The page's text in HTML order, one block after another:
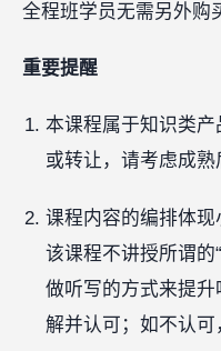
全程班学员无需另外购
重要提醒
本课程属于知识类
或转让，请考虑成熟
课程内容的编排体现
该课程不讲授所谓的
做听写的方式来提
解并认可；如不认可